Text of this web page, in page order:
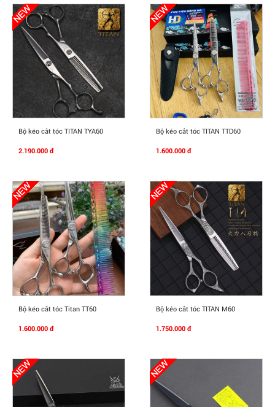
Mua Ngay
Bộ kéo cắt tóc TITAN TYA60
2.190.000 đ
Mua Ngay
Bộ kéo cắt tóc TITAN TTD60
1.600.000 đ
Mua Ngay
Bộ kéo cắt tóc Titan TT60
1.600.000 đ
Mua Ngay
Bộ kéo cắt tóc TITAN M60
1.750.000 đ